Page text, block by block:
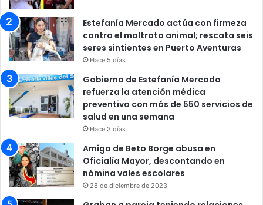
Estefanía Mercado actúa con firmeza
contra el maltrato animal; rescata seis
seres sintientes en Puerto Aventuras
Hace 5 días
Gobierno de Estefanía Mercado
refuerza la atención médica
preventiva con más de 550 servicios de
salud en una semana
Hace 3 días
Amiga de Beto Borge abusa en
Oficialía Mayor, descontando en
nómina vales escolares
28 de diciembre de 2023